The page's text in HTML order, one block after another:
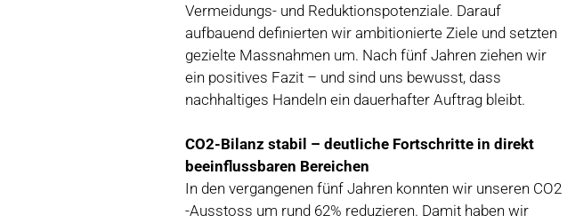
Vermeidungs- und Reduktionspotenziale. Darauf
aufbauend definierten wir ambitionierte Ziele und setzten
gezielte Massnahmen um. Nach fünf Jahren ziehen wir
ein positives Fazit – und sind uns bewusst, dass
nachhaltiges Handeln ein dauerhafter Auftrag bleibt.
CO2-Bilanz stabil – deutliche Fortschritte in direkt
beeinflussbaren Bereichen
In den vergangenen fünf Jahren konnten wir unseren CO2
-Ausstoss um rund 62% reduzieren. Damit haben wir